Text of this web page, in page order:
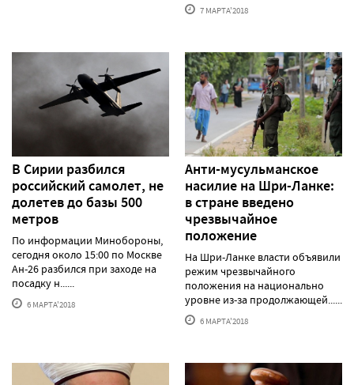
7 МАРТА'2018
В Сирии разбился
российский самолет, не
долетев до базы 500
метров
По информации Минобороны,
сегодня около 15:00 по Москве
Ан-26 разбился при заходе на
посадку н......
6 МАРТА'2018
Анти-мусульманское
насилие на Шри-Ланке:
в стране введено
чрезвычайное
положение
На Шри-Ланке власти объявили
режим чрезвычайного
положения на национально
уровне из-за продолжающей......
6 МАРТА'2018